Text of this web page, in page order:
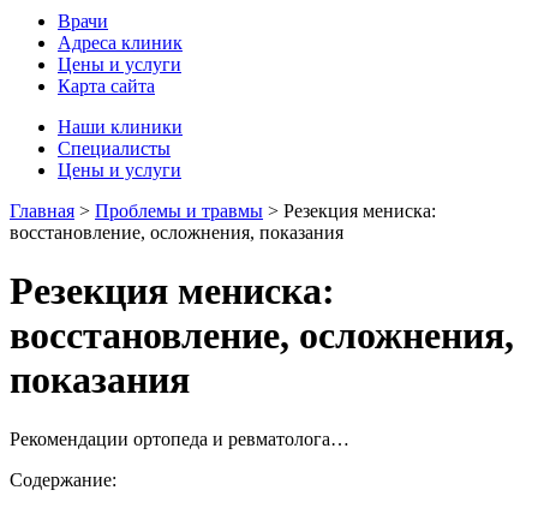
Врачи
Адреса клиник
Цены и услуги
Карта сайта
Наши клиники
Специалисты
Цены и услуги
Главная > Проблемы и травмы > Резекция мениска:
восстановление, осложнения, показания
Резекция мениска:
восстановление, осложнения,
показания
Рекомендации ортопеда и ревматолога…
Содержание: